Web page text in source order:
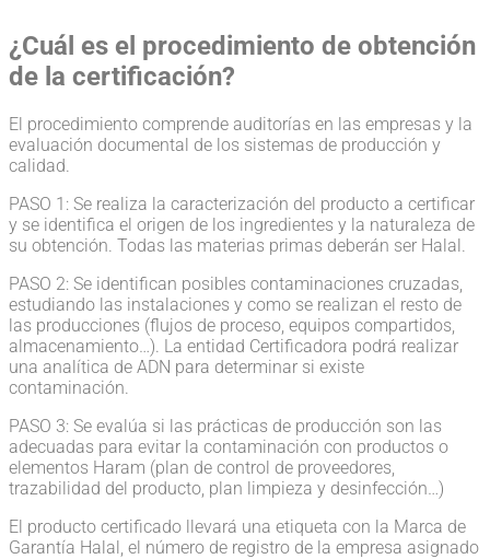
¿Cuál es el procedimiento de obtención
de la certificación?
El procedimiento comprende auditorías en las empresas y la
evaluación documental de los sistemas de producción y
calidad.
PASO 1: Se realiza la caracterización del producto a certificar
y se identifica el origen de los ingredientes y la naturaleza de
su obtención. Todas las materias primas deberán ser Halal.
PASO 2: Se identifican posibles contaminaciones cruzadas,
estudiando las instalaciones y como se realizan el resto de
las producciones (flujos de proceso, equipos compartidos,
almacenamiento…). La entidad Certificadora podrá realizar
una analítica de ADN para determinar si existe
contaminación.
PASO 3: Se evalúa si las prácticas de producción son las
adecuadas para evitar la contaminación con productos o
elementos Haram (plan de control de proveedores,
trazabilidad del producto, plan limpieza y desinfección…)
El producto certificado llevará una etiqueta con la Marca de
Garantía Halal, el número de registro de la empresa asignado